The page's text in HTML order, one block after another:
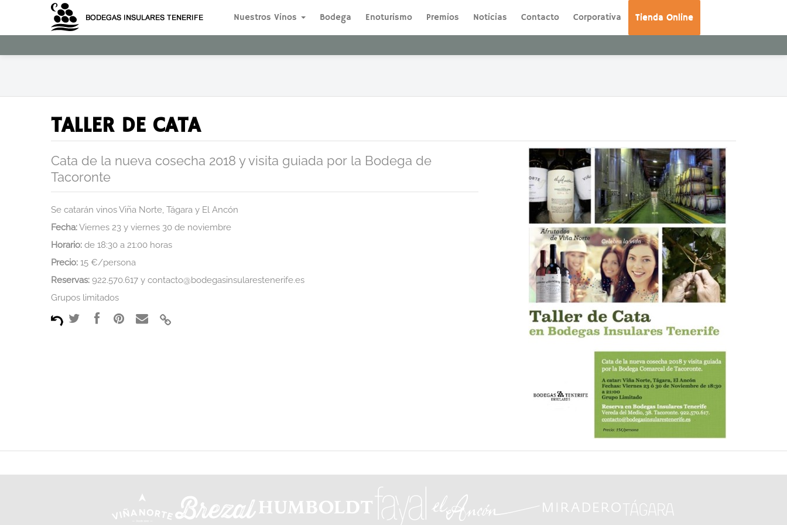
Nuestros Vinos Bodega Enoturismo Premios Noticias Contacto Corporativa Tienda Online
TALLER DE CATA
Cata de la nueva cosecha 2018 y visita guiada por la Bodega de
Tacoronte
Se catarán vinos Viña Norte, Tágara y El Ancón
Fecha:Viernes 23 y viernes 30 de noviembre
Horario: de 18:30 a 21:00 horas
Precio: 15 €/persona
Reservas: 922.570.617 y contacto@bodegasinsularestenerife.es
Grupos limitados